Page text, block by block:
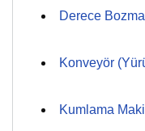
Derece
Konveyör
Kumlama